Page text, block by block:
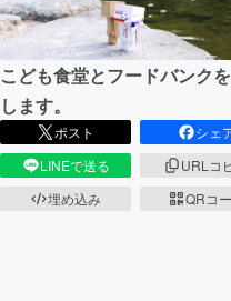
映像・映画
ビジネス・起業
まちづくり・地
こども食堂とフードバンク
します。
ポスト
シェ
LINEで送る
URLコ
埋め込み
QRコ